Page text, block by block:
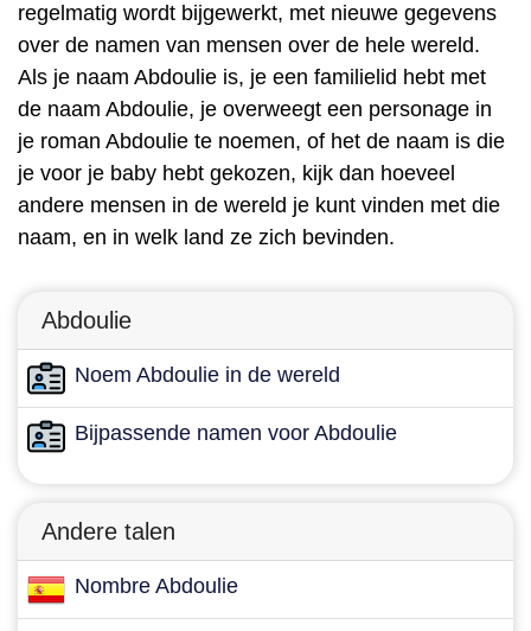
regelmatig wordt bijgewerkt, met nieuwe gegevens
over de namen van mensen over de hele wereld.
Als je naam Abdoulie is, je een familielid hebt met
de naam Abdoulie, je overweegt een personage in
je roman Abdoulie te noemen, of het de naam is die
je voor je baby hebt gekozen, kijk dan hoeveel
andere mensen in de wereld je kunt vinden met die
naam, en in welk land ze zich bevinden.
Abdoulie
Noem Abdoulie in de wereld
Bijpassende namen voor Abdoulie
Andere talen
Nombre Abdoulie